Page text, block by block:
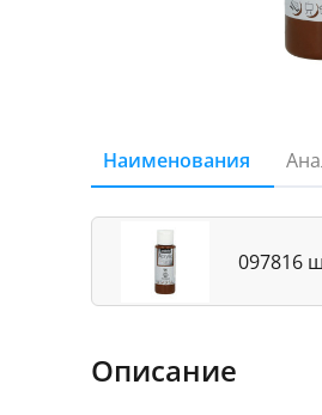
Наименования
097816
Описание